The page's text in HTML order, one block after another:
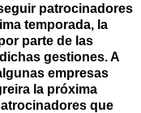
patrocinadores
temporada, la
parte de las
gestiones. A
empresas
la próxima
que